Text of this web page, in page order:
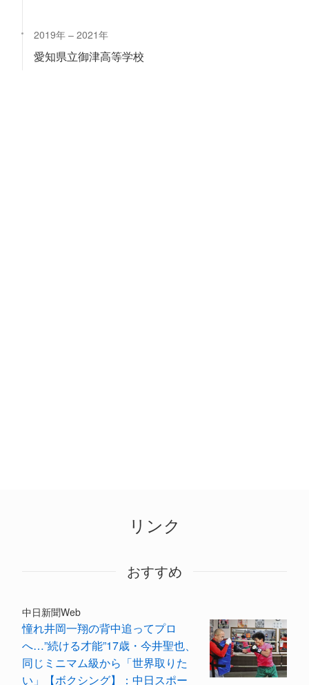
2019年 2021年
愛知県立御津高等学校
リンク
おすすめ
中日新聞Web
憧れ井岡一翔の背中追ってプロ
へ…”続ける才能”17歳・今井聖也、
同じミニマム級から「世界取りた
い」【ボクシング】：中日スポー